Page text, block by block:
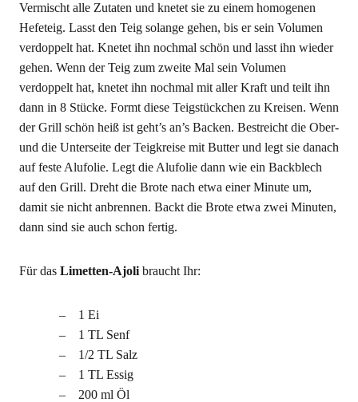
Vermischt alle Zutaten und knetet sie zu einem homogenen
Hefeteig. Lasst den Teig solange gehen, bis er sein Volumen
verdoppelt hat. Knetet ihn nochmal schön und lasst ihn wieder
gehen. Wenn der Teig zum zweite Mal sein Volumen
verdoppelt hat, knetet ihn nochmal mit aller Kraft und teilt ihn
dann in 8 Stücke. Formt diese Teigstückchen zu Kreisen. Wenn
der Grill schön heiß ist geht’s an’s Backen. Bestreicht die Ober-
und die Unterseite der Teigkreise mit Butter und legt sie danach
auf feste Alufolie. Legt die Alufolie dann wie ein Backblech
auf den Grill. Dreht die Brote nach etwa einer Minute um,
damit sie nicht anbrennen. Backt die Brote etwa zwei Minuten,
dann sind sie auch schon fertig.
Für das Limetten-Ajolibraucht Ihr:
1 Ei
1 TL Senf
1/2 TL Salz
1 TL Essig
200 ml Öl